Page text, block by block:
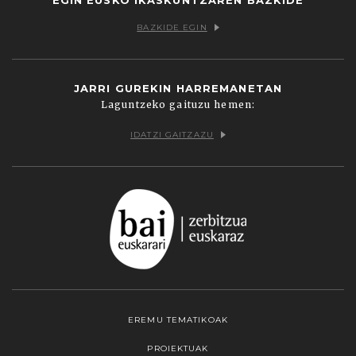
BAZKIDE EGIN
JARRI GUREKIN HARREMANETAN
Laguntzeko gaituzu hemen:
IDATZI GAITZAZU
EREMU TEMATIKOAK
PROIEKTUAK